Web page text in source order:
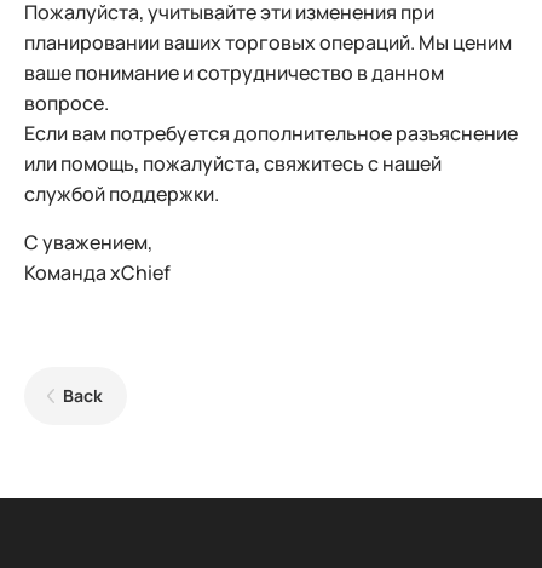
Пожалуйста, учитывайте эти изменения при
планировании ваших торговых операций. Мы ценим
ваше понимание и сотрудничество в данном
вопросе.
Если вам потребуется дополнительное разъяснение
или помощь, пожалуйста, свяжитесь с нашей
службой поддержки.
С уважением,
Команда xChief
Back